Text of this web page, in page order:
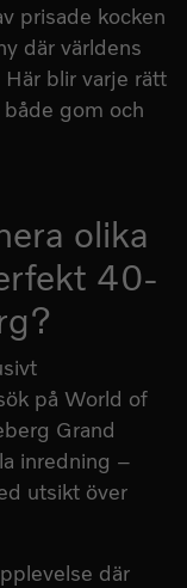
prisade kocken
där världens
blir varje rätt
gom och
olika
40-
på World of
Grand
inredning –
utsikt över
där